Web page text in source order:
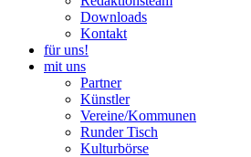
Downloads
Kontakt
für uns!
mit uns
Partner
Künstler
Vereine/Kommunen
Runder Tisch
Kulturbörse